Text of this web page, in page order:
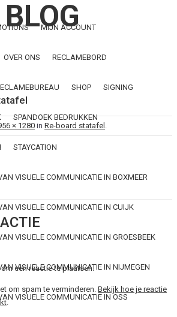
MIJN ACCOUNT
OVER ONS RECLAMEBORD
SHOP SIGNING
SPANDOEK BEDRUKKEN
STAYCATION
VISUELE COMMUNICATIE IN BOXMEER
VISUELE COMMUNICATIE IN CUIJK
VISUELE COMMUNICATIE IN GROESBEEK
VISUELE COMMUNICATIE IN NIJMEGEN
VISUELE COMMUNICATIE IN OSS
BLOG
× 1280in Re-board statafel .
om een reactie te plaatsen.
om spam te verminderen. Bekijk hoe je reactie
.